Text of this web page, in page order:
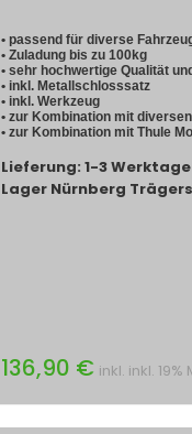
• passend für diverse
• Zuladung bis zu 100kg
• sehr hochwertige Qualität
• inkl. Metallschlosssatz
• inkl. Werkzeug
• zur Kombination mit
• zur Kombination mit Thule
Lieferung: 1-3
Lager Nürnberg
136,90 € inkl. inkl. 19%